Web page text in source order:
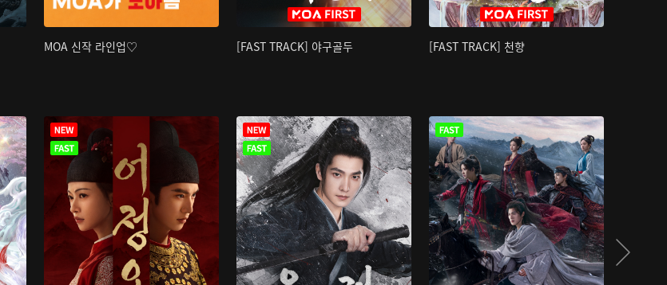
MOA 신작 라인업♡ [FAST TRACK] 야구골두 [FAST TRACK] 천향